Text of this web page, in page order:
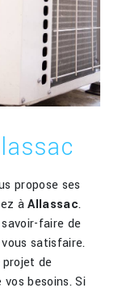
propose ses
àAllassac.
faire de
satisfaire.
de
besoins. Si